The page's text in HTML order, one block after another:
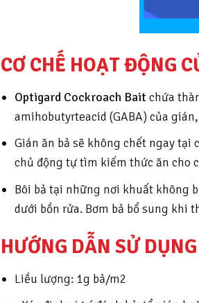
CƠ CHẾ HOẠT ĐỘNG
Optigard Cockroach Baitchứa
amihobutyrteacid (GABA) của
Gián ăn bả sẽ không chết ngay tại
chủ động tự tìm kiếm thức ăn cho
Bôi bả tại những nơi khuất không
dưới bồn rửa. Bơm bả bổ sung khi
HƯỚNG DẪN SỬ
Liều lượng: 1g bả/m2